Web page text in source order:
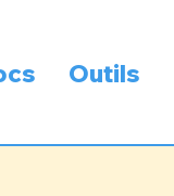
Outils